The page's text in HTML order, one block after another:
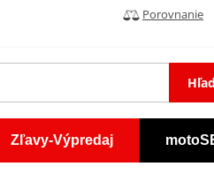
Porovnanie
Zľavy-Výpredaj